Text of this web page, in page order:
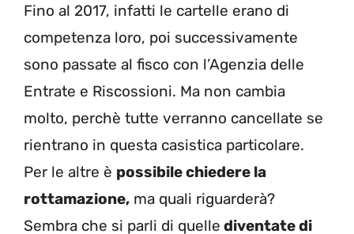
Fino al 2017, infatti le cartelle erano di
competenza loro, poi successivamente
sono passate al fisco con l’Agenzia delle
Entrate e Riscossioni. Ma non cambia
molto, perchè tutte verranno cancellate se
rientrano in questa casistica particolare.
Per le altre è possibile chiedere la
rottamazione, ma quali riguarderà?
Sembra che si parli di quelle diventate di